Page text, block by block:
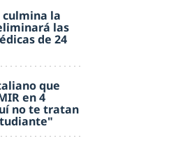
la
las
de 24
que
en 4
no te tratan